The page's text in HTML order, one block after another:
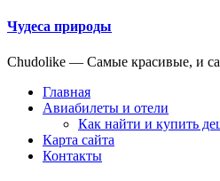
Чудеса природы
Chudolike — Cамые красивые, и
Главная
Авиабилеты и отели
Как найти и купить
Карта сайта
Контакты